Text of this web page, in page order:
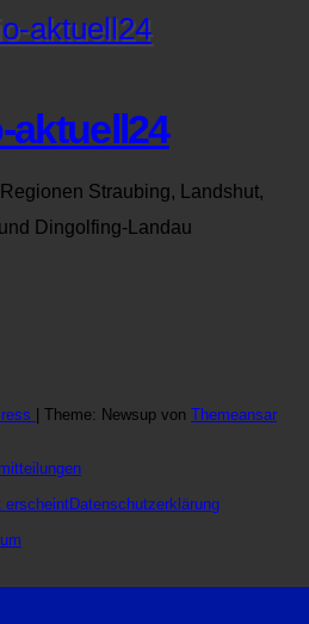
aktuell24
Straubing, Landshut,
Dingolfing-Landau
Theme: Newsup von Themeansar
erscheintDatenschutzerklärung